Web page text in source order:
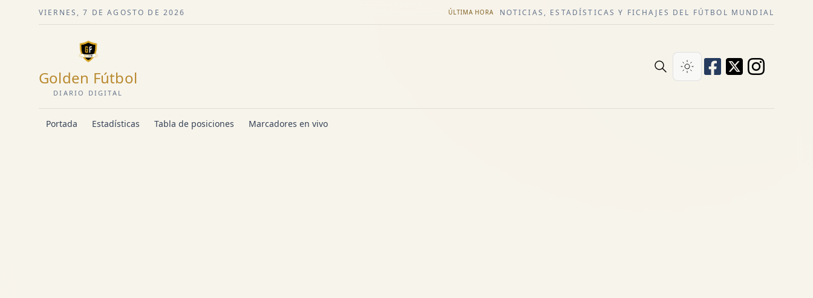
VIERNES, 7 DE AGOSTO DE 2026 ÚLTIMA HORA NOTICIAS, ESTADÍSTICAS Y FICHAJES DEL FÚTBOL MUNDIAL
Golden Fútbol
DIARIO DIGITAL
Portada Estadísticas Tabla de posiciones Marcadores en vivo